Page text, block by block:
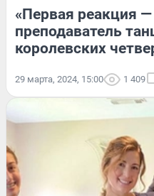
«Первая реакция
преподаватель
королевских
29 марта, 2024, 15:00 1 409